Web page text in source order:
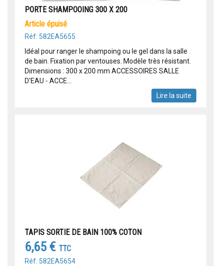
PORTE SHAMPOOING 300 X 200
article épuisé
Réf: 582EA5655
Idéal pour ranger le shampoing ou le gel dans la salle
de bain. Fixation par ventouses. Modèle très résistant.
Dimensions : 300 x 200 mm ACCESSOIRES SALLE
D'EAU - ACCE...
Lire la suite
TAPIS SORTIE DE BAIN 100% COTON
6,65 € TTC
Réf: 582EA5654